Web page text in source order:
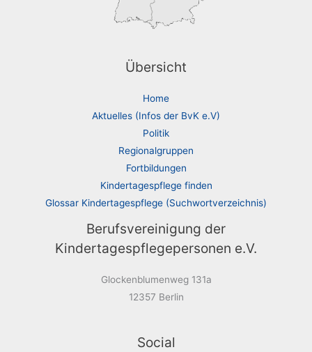
Übersicht
Home
Aktuelles (Infos der BvK e.V)
Politik
Regionalgruppen
Fortbildungen
Kindertagespflege finden
Glossar Kindertagespflege (Suchwortverzeichnis)
Berufsvereinigung der
Kindertagespflegepersonen e.V.
Glockenblumenweg 131a
12357 Berlin
Social